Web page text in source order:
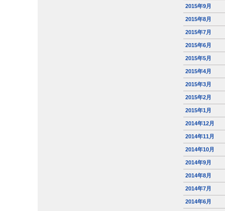
2015年9月
2015年8月
2015年7月
2015年6月
2015年5月
2015年4月
2015年3月
2015年2月
2015年1月
2014年12月
2014年11月
2014年10月
2014年9月
2014年8月
2014年7月
2014年6月